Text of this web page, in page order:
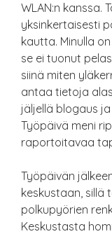
WLAN:n kanssa.
yksinkertaisesti
kautta. Minulla
se ei tuonut
siinä miten
antaa tietoja
jäljellä blogaus
Työpäivä meni
raportoitavaa
Työpäivän
keskustaan, sillä
polkupyörien
Keskustasta